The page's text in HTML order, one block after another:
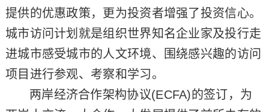
提供的优惠政策，更为投资者增强了投资信心。
城市访问计划就是组织世界知名企业家及投行走
进城市感受城市的人文环境、围绕感兴趣的访问
项目进行参观、考察和学习。
两岸经济合作架构协议(ECFA)的签订，为